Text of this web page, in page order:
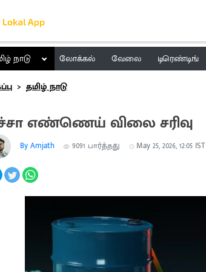
நாடு லோக்கல் வேலை டிரெண்டிங்
தமிழ் நாடு
எண்ணெய் விலை சரிவு
By Amjath 9091 பார்த்தது May 25, 2026, 12:05 IST